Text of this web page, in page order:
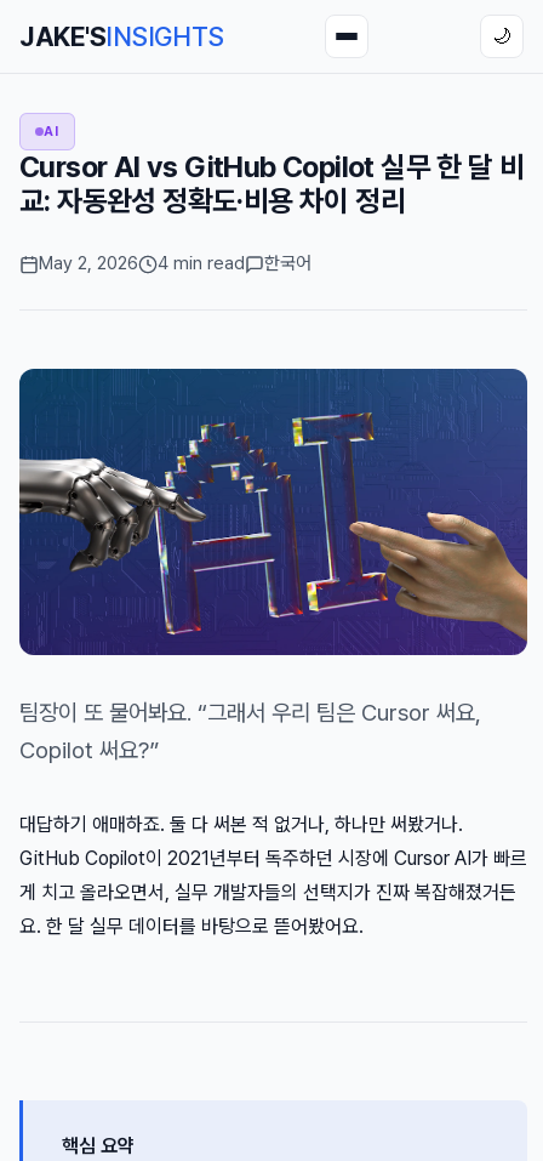
JAKE'SINSIGHTS 🌙
AI
Cursor AI vs GitHub Copilot 실무 한 달 비
교: 자동완성 정확도·비용 차이 정리
May 2, 2026 4 min read 한국어
팀장이 또 물어봐요. “그래서 우리 팀은 Cursor 써요,
Copilot 써요?”
대답하기 애매하죠. 둘 다 써본 적 없거나, 하나만 써봤거나.
GitHub Copilot이 2021년부터 독주하던 시장에 Cursor AI가 빠르
게 치고 올라오면서, 실무 개발자들의 선택지가 진짜 복잡해졌거든
요. 한 달 실무 데이터를 바탕으로 뜯어봤어요.
핵심 요약